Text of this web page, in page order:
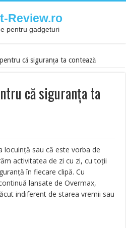
Review.ro
pentru gadgeturi
că siguranța ta contează
că siguranța ta
locuință sau că este vorba de
activitatea de zi cu zi, cu toții
în fiecare clipă. Cu
lansate de Overmax,
indiferent de starea vremii sau